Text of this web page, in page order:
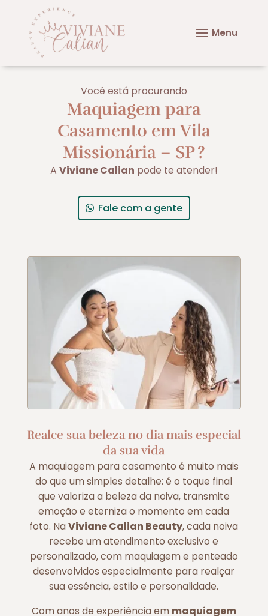
Você está procurando
Maquiagem para
Casamento em Vila
Missionária – SP?
A Viviane Calian pode te atender!
Fale com a gente
Realce sua beleza no dia mais especial
da sua vida
A maquiagem para casamento é muito mais
do que um simples detalhe: é o toque final
que valoriza a beleza da noiva, transmite
emoção e eterniza o momento em cada
foto. NaViviane Calian Beauty, cada noiva
recebe um atendimento exclusivo e
personalizado, com maquiagem e penteado
desenvolvidos especialmente para realçar
sua essência, estilo e personalidade.
Com anos de experiência em maquiagem